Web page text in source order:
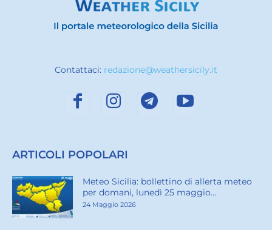
Contattaci: redazione@weathersicily.it
ARTICOLI POPOLARI
Meteo Sicilia: bollettino di allerta meteo
per domani, lunedì 25 maggio...
24 Maggio 2026